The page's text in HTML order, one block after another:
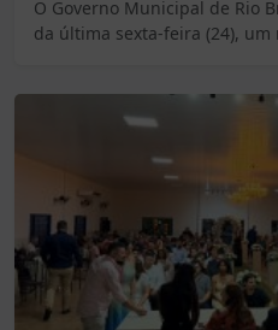
O Governo Municipal de Rio
da última sexta-feira (24), um